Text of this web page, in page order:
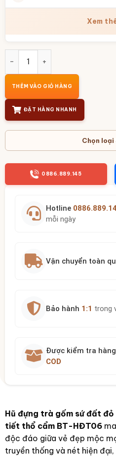
Xem
THÊM VÀO GIỎ HÀNG
ĐẶT HÀNG NHANH
Chọn loại
0886.889.145
Hotline
mỗi ngày
Vận chuyển toàn
Bảo hành 1:1 trong
Được kiểm tra
COD
Hũ đựng trà gốm sứ đất
tiết thổ cẩm BT-HĐT06
độc đáo giữa vẻ đẹp mộc
truyền thống và nét hiện